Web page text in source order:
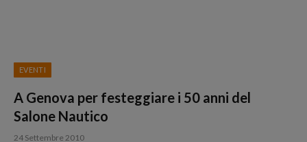
EVENTI
A Genova per festeggiare i 50 anni del
Salone Nautico
24 Settembre 2010